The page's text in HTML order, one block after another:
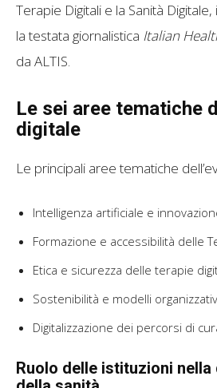
Terapie Digitali e la Sanità
la testata giornalistica Italian
da ALTIS.
Le sei aree tematiche
digitale
Le principali aree tematiche
Intelligenza artificiale e
Formazione e accessibilità delle
Etica e sicurezza delle terapie
Sostenibilità e modelli
Digitalizzazione dei percorsi di
Ruolo delle istituzioni